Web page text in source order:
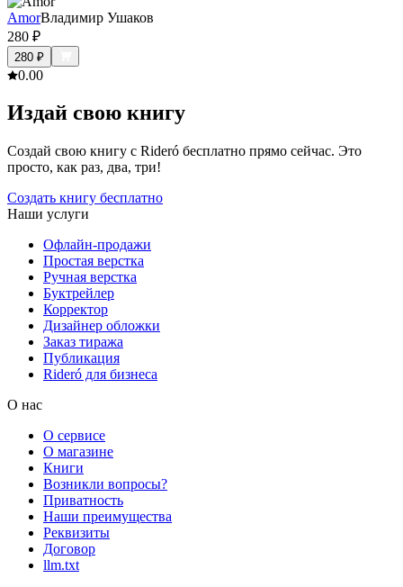
AmorВладимир Ушаков
280 ₽
280 ₽
0.00
Издай свою книгу
Создай свою книгу с Rideró бесплатно прямо сейчас. Это
просто, как раз, два, три!
Создать книгу бесплатно
Наши услуги
Офлайн-продажи
Простая верстка
Ручная верстка
Буктрейлер
Корректор
Дизайнер обложки
Заказ тиража
Публикация
Rideró для бизнеса
О нас
О сервисе
О магазине
Книги
Возникли вопросы?
Приватность
Наши преимущества
Реквизиты
Договор
llm.txt